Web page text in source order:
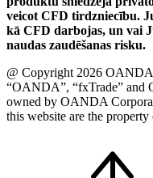
veicot CFD tirdzniecību.
kā CFD darbojas, un vai
naudas zaudēšanas risku.
@ Copyright 2026
“OANDA”, “fxTrade” and
owned by OANDA
this website are the